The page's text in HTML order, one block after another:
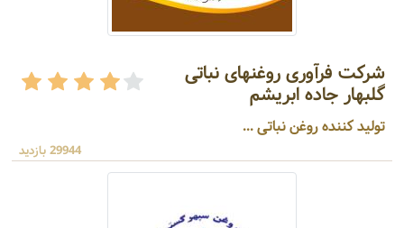
شرکت فرآوری روغنهای نباتی
گلبهار جاده ابریشم
تولید کننده روغن نباتی ...
29944 بازدید